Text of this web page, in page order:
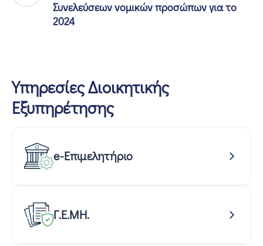
Συνελεύσεων νομικών προσώπων για το
2024
Υπηρεσίες Διοικητικής
Εξυπηρέτησης
e-Επιμελητήριο
Γ.Ε.ΜΗ.